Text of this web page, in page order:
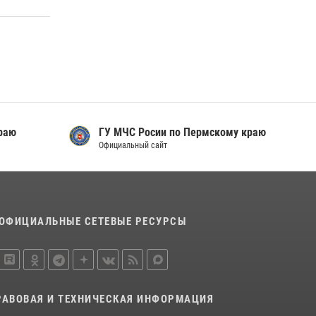
ГУ МЧС Росии по Пермскому краю
Официальный сайт
СЕТЕВЫЕ РЕСУРСЫ
И ТЕХНИЧЕСКАЯ ИНФОРМАЦИЯ